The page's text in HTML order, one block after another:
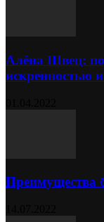
Алёна Швец:
искренностью
Преимущества